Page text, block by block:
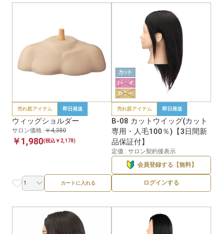
売れ筋アイテム 即日発送
ウィッグショルダー
サロン価格 :￥4,380
￥1,980(税込￥2,178)
カートに入れる
売れ筋アイテム 即日発送
B-08 カットウイッグ(カット
専用・人毛100％)【3日間新
品保証付】
定価 : サロン契約後表示
会員登録する【無料】
ログインする